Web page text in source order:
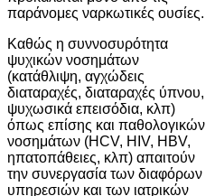
παράνομες ναρκωτικές ουσίες.
Καθώς η συννοσυρότητα
ψυχικών νοσημάτων
(κατάθλιψη, αγχώδεις
διαταραχές, διαταραχές ύπνου,
ψυχωσικά επεισόδια, κλπ)
όπως επίσης και παθολογικών
νοσημάτων (HCV, HIV, HBV,
ηπατοπάθειες, κλπ) απαιτούν
την συνεργασία των διαφόρων
υπηρεσιών και των ιατρικών